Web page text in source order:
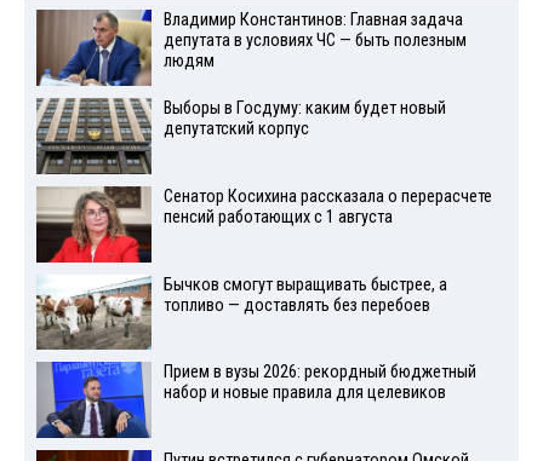
Владимир Константинов: Главная задача
депутата в условиях ЧС — быть полезным
людям
Выборы в Госдуму: каким будет новый
депутатский корпус
Сенатор Косихина рассказала о перерасчете
пенсий работающих с 1 августа
Бычков смогут выращивать быстрее, а
топливо — доставлять без перебоев
Прием в вузы 2026: рекордный бюджетный
набор и новые правила для целевиков